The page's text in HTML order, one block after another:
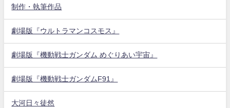
制作・執筆作品
劇場版『ウルトラマンコスモス』
劇場版『機動戦士ガンダム めぐりあい宇宙』
劇場版『機動戦士ガンダムF91』
大河日々徒然